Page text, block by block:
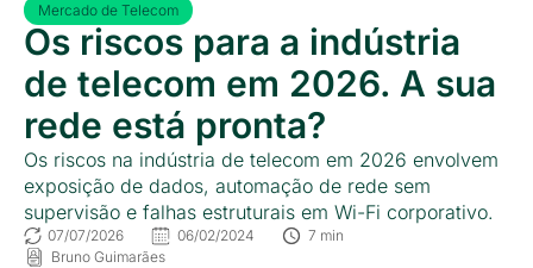
Mercado de Telecom
Os riscos para a indústria
de telecom em 2026. A sua
rede está pronta?
Os riscos na indústria de telecom em 2026 envolvem
exposição de dados, automação de rede sem
supervisão e falhas estruturais em Wi-Fi corporativo.
07/07/2026 06/02/2024
7 min
Bruno Guimarães